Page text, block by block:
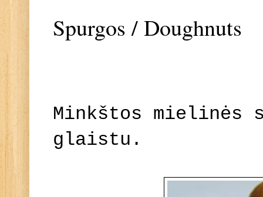
Spurgos / Doughnuts
Minkštos
glaistu.